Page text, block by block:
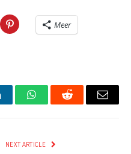
Meer
WhatsAppReddit Email
NEXT ARTICLE